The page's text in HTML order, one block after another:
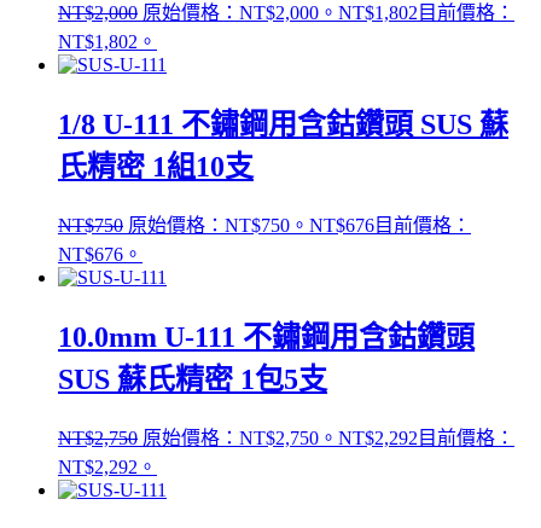
NT$2,000 原始價格：NT$2,000。 NT$1,802 目前價格：
NT$1,802。
1/8 U-111 不鏽鋼用含鈷鑽頭 SUS 蘇
氏精密 1組10支
NT$750 原始價格：NT$750。 NT$676目前價格：
NT$676。
10.0mm U-111 不鏽鋼用含鈷鑽頭
SUS 蘇氏精密 1包5支
NT$2,750 原始價格：NT$2,750。 NT$2,292 目前價格：
NT$2,292。